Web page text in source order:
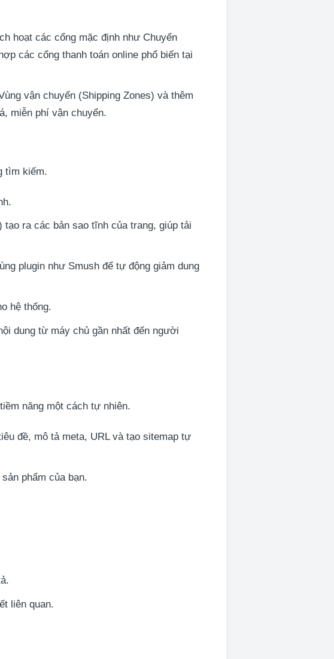
hoạt các cổng mặc định như Chuyển
các cổng thanh toán online phổ biến tại
vận chuyển (Shipping Zones) và thêm
miễn phí vận chuyển.
tìm kiếm.
ra các bản sao tĩnh của trang, giúp tải
plugin như Smush để tự động giảm dung
hệ thống.
dung từ máy chủ gần nhất đến người
năng một cách tự nhiên.
đề, mô tả meta, URL và tạo sitemap tự
phẩm của bạn.
liên quan.